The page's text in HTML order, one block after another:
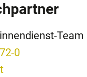
Team
0